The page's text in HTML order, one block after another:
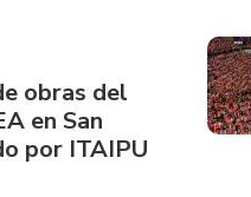
obras del
en San
por ITAIPU